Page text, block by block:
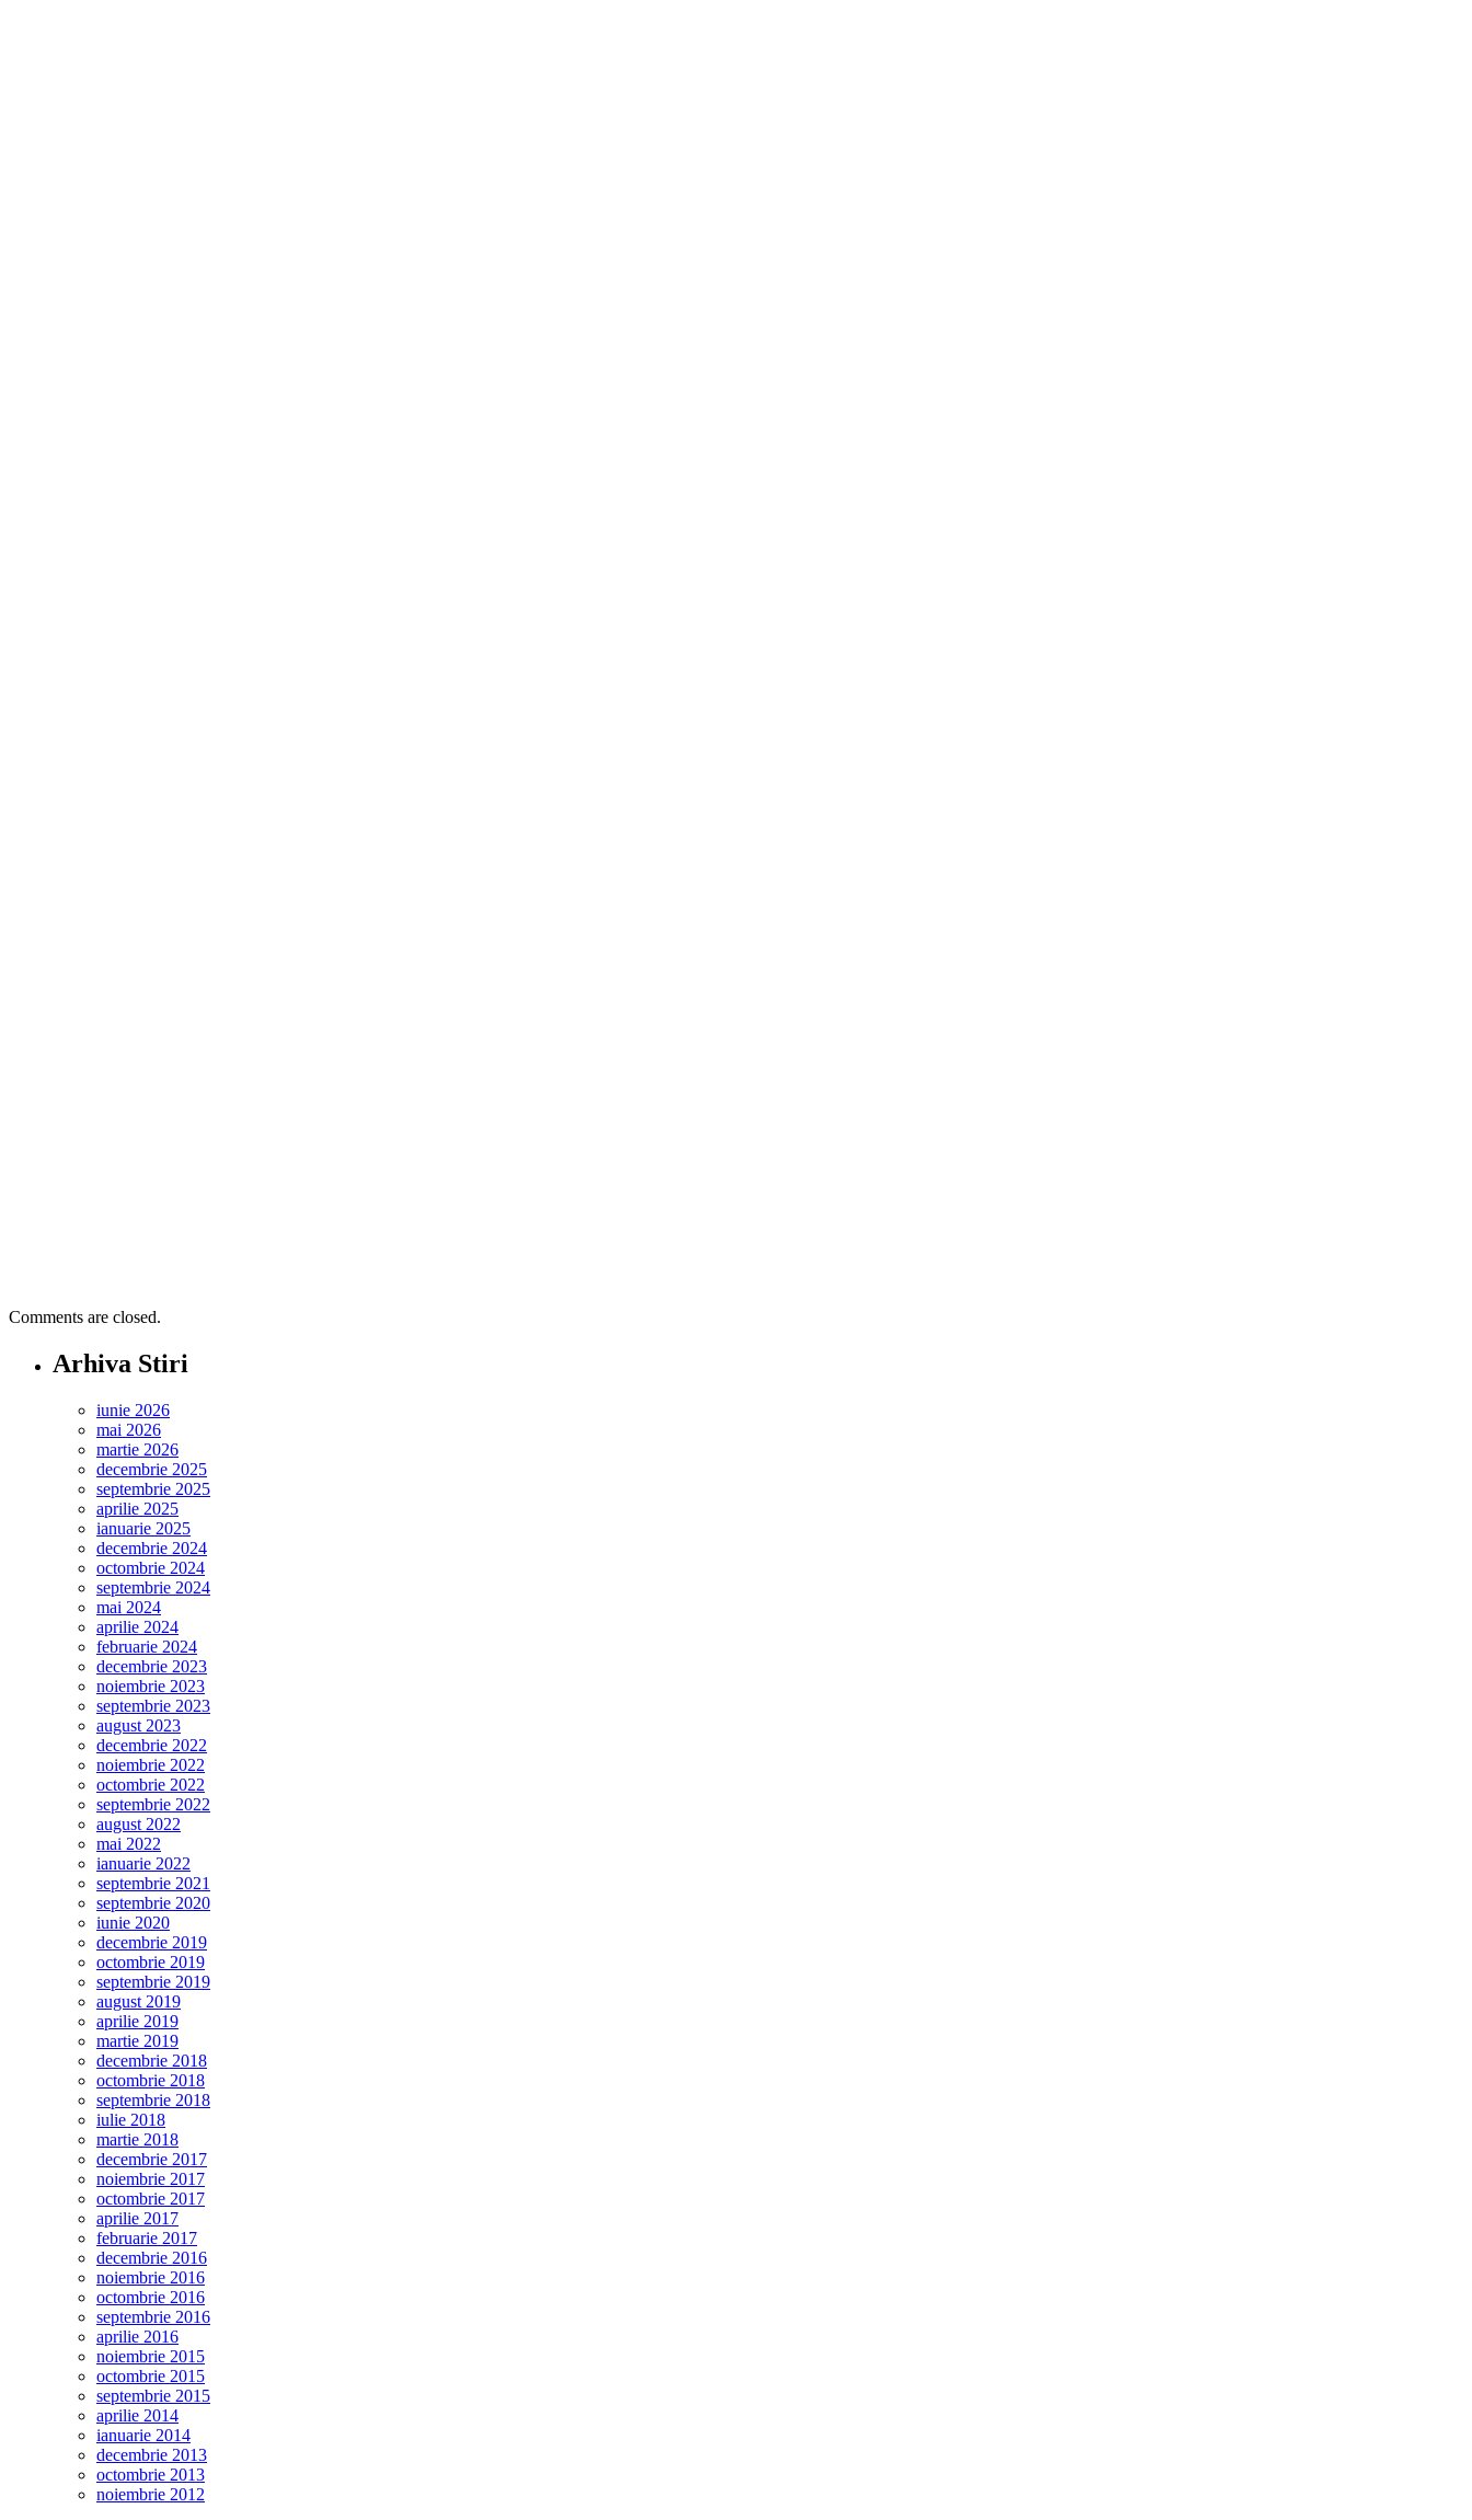
Comments are closed.
Arhiva Stiri
iunie 2026
mai 2026
martie 2026
decembrie 2025
septembrie 2025
aprilie 2025
ianuarie 2025
decembrie 2024
octombrie 2024
septembrie 2024
mai 2024
aprilie 2024
februarie 2024
decembrie 2023
noiembrie 2023
septembrie 2023
august 2023
decembrie 2022
noiembrie 2022
octombrie 2022
septembrie 2022
august 2022
mai 2022
ianuarie 2022
septembrie 2021
septembrie 2020
iunie 2020
decembrie 2019
octombrie 2019
septembrie 2019
august 2019
aprilie 2019
martie 2019
decembrie 2018
octombrie 2018
septembrie 2018
iulie 2018
martie 2018
decembrie 2017
noiembrie 2017
octombrie 2017
aprilie 2017
februarie 2017
decembrie 2016
noiembrie 2016
octombrie 2016
septembrie 2016
aprilie 2016
noiembrie 2015
octombrie 2015
septembrie 2015
aprilie 2014
ianuarie 2014
decembrie 2013
octombrie 2013
noiembrie 2012